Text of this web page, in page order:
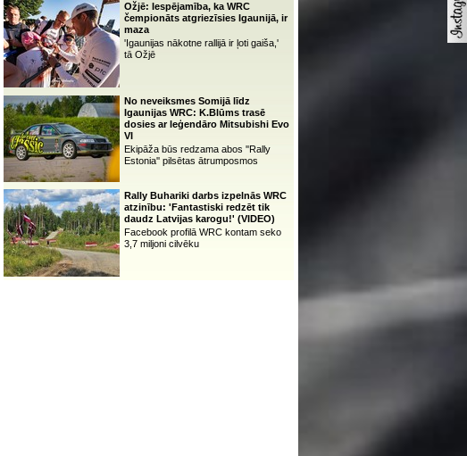
Ožjē: Iespējamība, ka WRC
čempionāts atgriezīsies Igaunijā, ir
maza
'Igaunijas nākotne rallijā ir ļoti gaiša,'
tā Ožjē
No neveiksmes Somijā līdz
Igaunijas WRC: K.Blūms trasē
dosies ar leģendāro Mitsubishi Evo
VI
Ekipāža būs redzama abos ''Rally
Estonia'' pilsētas ātrumposmos
Rally Buhariki darbs izpelnās WRC
atzinību: 'Fantastiski redzēt tik
daudz Latvijas karogu!' (VIDEO)
Facebook profilā WRC kontam seko
3,7 miljoni cilvēku